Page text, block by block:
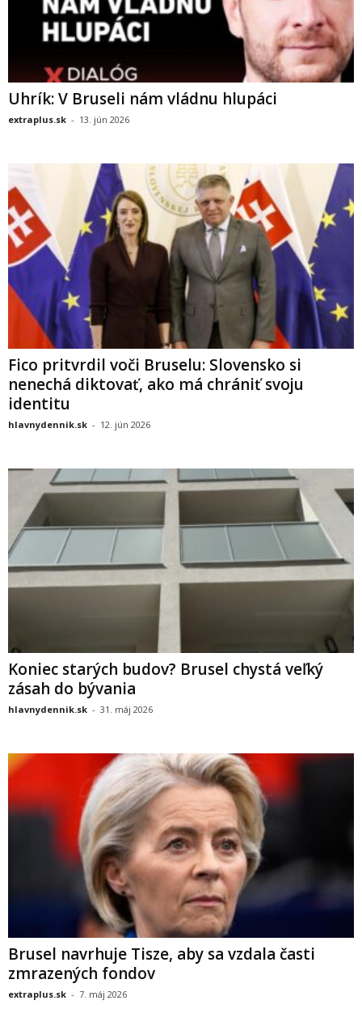
Uhrík: V Bruseli nám vládnu hlupáci
extraplus.sk - 13. jún 2026
Fico pritvrdil voči Bruselu: Slovensko si
nenechá diktovať, ako má chrániť svoju
identitu
hlavnydennik.sk - 12. jún 2026
Koniec starých budov? Brusel chystá veľký
zásah do bývania
hlavnydennik.sk - 31. máj 2026
Brusel navrhuje Tisze, aby sa vzdala časti
zmrazených fondov
extraplus.sk - 7. máj 2026